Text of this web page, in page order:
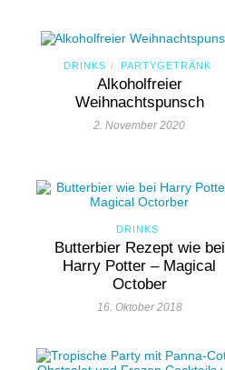
DRINKS / PARTYGETRÄNK
Alkoholfreier
Weihnachtspunsch
2. November 2020
DRINKS
Butterbier Rezept wie bei
Harry Potter – Magical
October
16. Oktober 2018